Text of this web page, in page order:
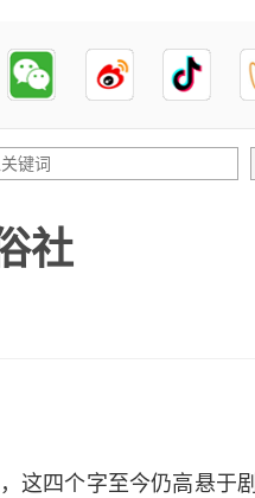
社
这四个字至今仍高悬于剧